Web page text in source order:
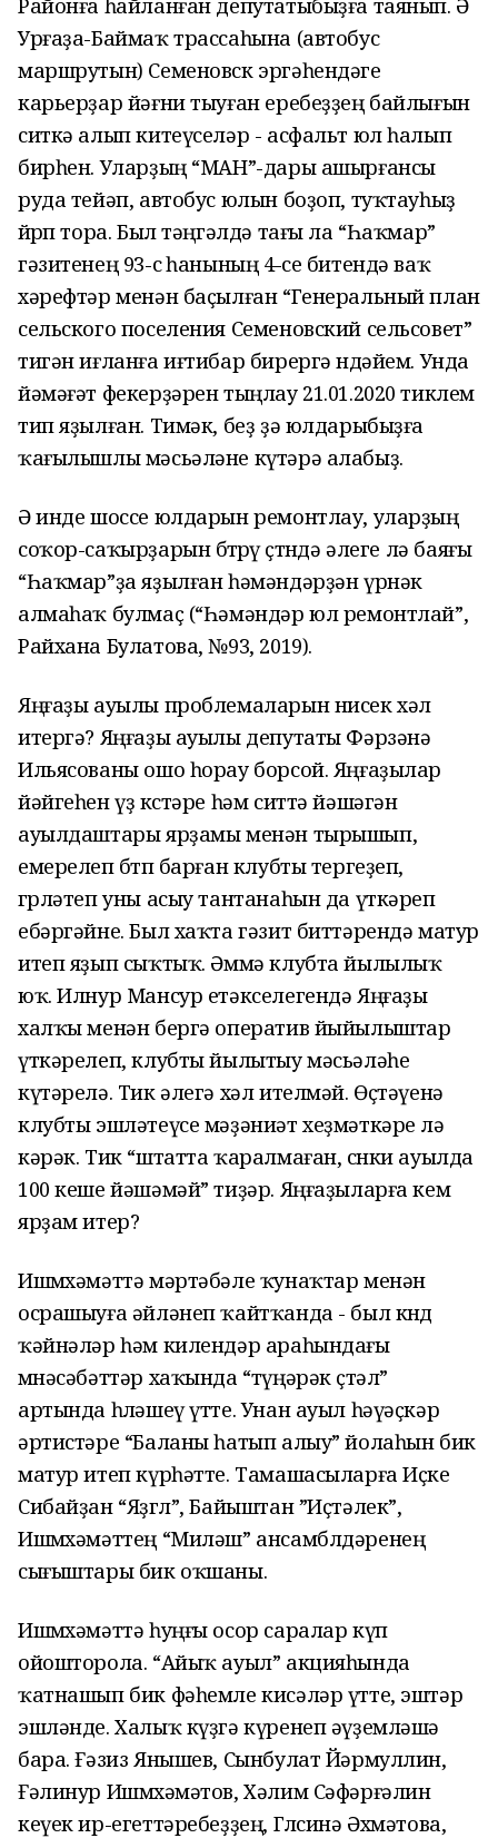
Районға һайланған депутатыбыҙға таянып. Ә
Урғаҙа-Баймаҡ трассаһына (автобус
маршрутын) Семеновск эргәһендәге
карьерҙар йәғни тыуған еребеҙҙең байлығын
ситкә алып китеүселәр - асфальт юл һалып
бирһен. Уларҙың “МАН”-дары ашырғансы
руда тейәп, автобус юлын боҙоп, туҡтауһыҙ
йөрөп тора. Был тәңгәлдә тағы ла “Һаҡмар”
гәзитенең 93-сө һанының 4-се битендә ваҡ
хәрефтәр менән баҫылған “Генеральный план
сельского поселения Семеновский сельсовет”
тигән иғланға иғтибар бирергә өндәйем. Унда
йәмәғәт фекерҙәрен тыңлау 21.01.2020 тиклем
тип яҙылған. Тимәк, беҙ ҙә юлдарыбыҙға
ҡағылышлы мәсьәләне күтәрә алабыҙ.
Ә инде шоссе юлдарын ремонтлау, уларҙың
соҡор-саҡырҙарын бөтөрөү өҫтөндә әлеге лә баяғы
“Һаҡмар”ҙа яҙылған һәмәндәрҙән үрнәк
алмаһаҡ булмаҫ (“Һәмәндәр юл ремонтлай”,
Райхана Булатова, №93, 2019).
Яңғаҙы ауылы проблемаларын нисек хәл
итергә? Яңғаҙы ауылы депутаты Фәрзәнә
Ильясованы ошо һорау борсой. Яңғаҙылар
йәйгеһен үҙ көстәре һәм ситтә йәшәгән
ауылдаштары ярҙамы менән тырышып,
емерелеп бөтөп барған клубты тергеҙеп,
гөрләтеп уны асыу тантанаһын да үткәреп
ебәргәйне. Был хаҡта гәзит биттәрендә матур
итеп яҙып сыҡтыҡ. Әммә клубта йылылыҡ
юҡ. Илнур Мансур етәкселегендә Яңғаҙы
халҡы менән бергә оператив йыйылыштар
үткәрелеп, клубты йылытыу мәсьәләһе
күтәрелә. Тик әлегә хәл ителмәй. Өҫтәүенә
клубты эшләтеүсе мәҙәниәт хеҙмәткәре лә
кәрәк. Тик “штатта ҡаралмаған, сөнки ауылда
100 кеше йәшәмәй” тиҙәр. Яңғаҙыларға кем
ярҙам итер?
Ишмөхәмәттә мәртәбәле ҡунаҡтар менән
осрашыуға әйләнеп ҡайтҡанда - был көндө
ҡәйнәләр һәм килендәр араһындағы
мөнәсәбәттәр хаҡында “түңәрәк өҫтәл”
артында һөләшеү үтте. Унан ауыл һәүәҫкәр
әртистәре “Баланы һатып алыу” йолаһын бик
матур итеп күрһәтте. Тамашасыларға Иҫке
Сибайҙан “Яҙгөл”, Байыштан ”Иҫтәлек”,
Ишмөхәмәттең “Миләш” ансамблдәренең
сығыштары бик оҡшаны.
Ишмөхәмәттә һуңғы осор саралар күп
ойошторола. “Айыҡ ауыл” акцияһында
ҡатнашып бик фәһемле кисәләр үтте, эштәр
эшләнде. Халыҡ күҙгә күренеп әүҙемләшә
бара. Ғәзиз Янышев, Сынбулат Йәрмуллин,
Ғәлинур Ишмөхәмәтов, Хәлим Сәфәрғәлин
кеүек ир-егеттәребеҙҙең, Гөлсинә Әхмәтова,